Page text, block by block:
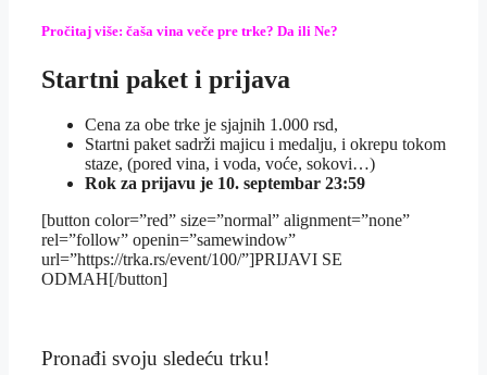
Pročitaj više: čaša vina veče pre trke? Da ili Ne?
Startni paket i prijava
Cena za obe trke je sjajnih 1.000 rsd,
Startni paket sadrži majicu i medalju, i okrepu tokom
staze, (pored vina, i voda, voće, sokovi…)
Rok za prijavu je 10. septembar 23:59
[button color=”red” size=”normal” alignment=”none”
rel=”follow” openin=”samewindow”
url=”https://trka.rs/event/100/”]PRIJAVI SE
ODMAH[/button]
Pronađi svoju sledeću trku!